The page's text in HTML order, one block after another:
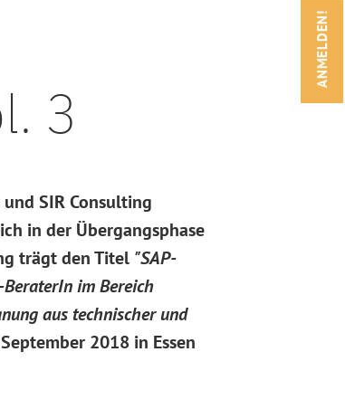
3
SIR Consulting
in der Übergangsphase
trägt den Titel "SAP-
im Bereich
aus technischer und
2018 in Essen
ANMELDEN!